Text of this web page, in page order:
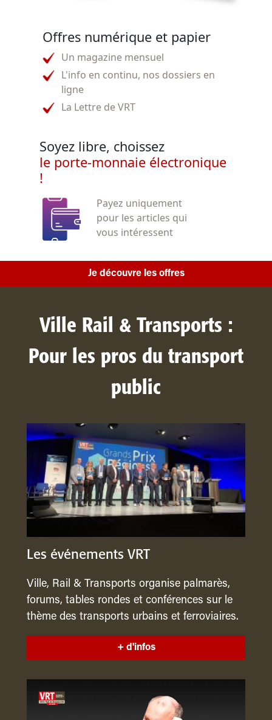
Offres numérique et papier
Un magazine mensuel
L'info en continu, nos dossiers en
ligne
La Lettre de VRT
Soyez libre, choissez
le porte-monnaie électronique
!
Payez uniquement
pour les articles qui
vous intéressent
Je découvre les offres
Ville Rail & Transports :
Pour les pros du transport
public
Les événements VRT
Ville, Rail & Transports organise palmarès,
forums, tables rondes et conférences sur le
thème des transports urbains et ferroviaires.
+ d'infos